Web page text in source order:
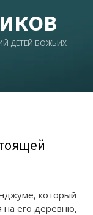
ДЕТЕЙ БОЖЬИХ
который
на его деревню,